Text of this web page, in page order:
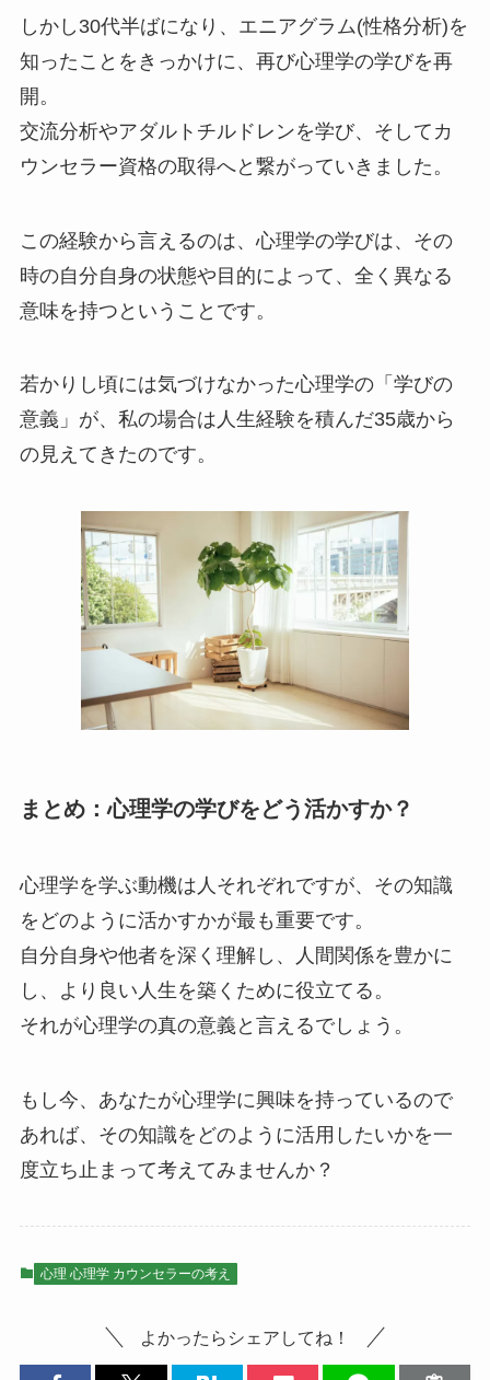
しかし30代半ばになり、エニアグラム(性格分析)を
知ったことをきっかけに、再び心理学の学びを再
開。
交流分析やアダルトチルドレンを学び、そしてカ
ウンセラー資格の取得へと繋がっていきました。
この経験から言えるのは、心理学の学びは、その
時の自分自身の状態や目的によって、全く異なる
意味を持つということです。
若かりし頃には気づけなかった心理学の「学びの
意義」が、私の場合は人生経験を積んだ35歳から
の見えてきたのです。
まとめ：心理学の学びをどう活かすか？
心理学を学ぶ動機は人それぞれですが、その知識
をどのように活かすかが最も重要です。
自分自身や他者を深く理解し、人間関係を豊かに
し、より良い人生を築くために役立てる。
それが心理学の真の意義と言えるでしょう。
もし今、あなたが心理学に興味を持っているので
あれば、その知識をどのように活用したいかを一
度立ち止まって考えてみませんか？
心理 心理学 カウンセラーの考え
よかったらシェアしてね！